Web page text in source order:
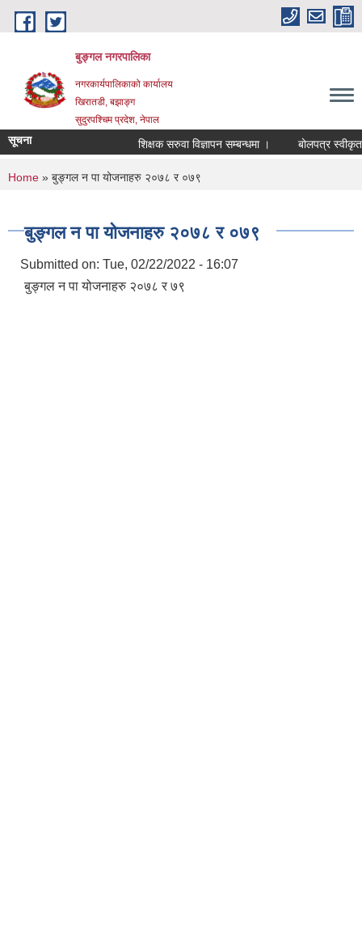
Skip to main content
बुङ्गल नगरपालिका
नगरकार्यपालिकाको कार्यालय
खिरातडी, बझाङ्ग
सुदुरपश्चिम प्रदेश, नेपाल
सूचना शिक्षक सरुवा विज्ञापन सम्बन्धमा । बोलपत्र स्वीकृत
You are here
Home » बुङ्गल न पा योजनाहरु २०७८ र ०७९
बुङ्गल न पा योजनाहरु २०७८ र ०७९
Submitted on: Tue, 02/22/2022 - 16:07
बुङ्गल न पा योजनाहरु २०७८ र ७९